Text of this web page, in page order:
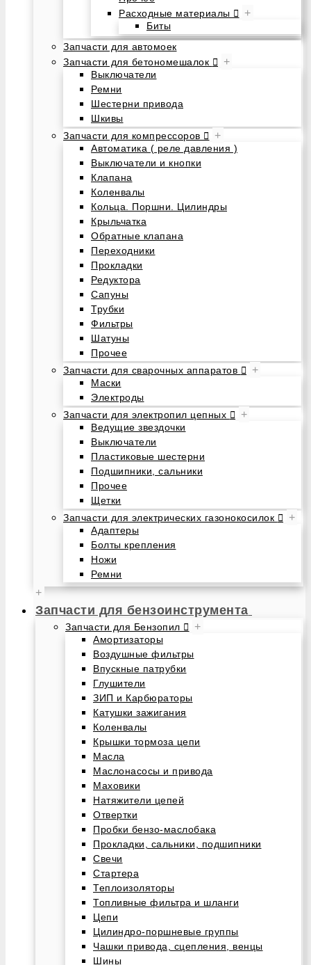
Расходные материалы
+
Биты
Запчасти для автомоек
Запчасти для бетономешалок
+
Выключатели
Ремни
Шестерни привода
Шкивы
Запчасти для компрессоров
+
Автоматика ( реле давления )
Выключатели и кнопки
Клапана
Коленвалы
Кольца. Поршни. Цилиндры
Крыльчатка
Обратные клапана
Переходники
Прокладки
Редуктора
Сапуны
Трубки
Фильтры
Шатуны
Прочее
Запчасти для сварочных аппаратов
+
Маски
Электроды
Запчасти для электропил цепных
+
Ведущие звездочки
Выключатели
Пластиковые шестерни
Подшипники, сальники
Прочее
Щетки
Запчасти для электрических газонокосилок
+
Адаптеры
Болты крепления
Ножи
Ремни
+
Запчасти для бензоинструмента
Запчасти для Бензопил +
Амортизаторы
Воздушные фильтры
Впускные патрубки
Глушители
ЗИП и Карбюраторы
Катушки зажигания
Коленвалы
Крышки тормоза цепи
Масла
Маслонасосы и привода
Маховики
Натяжители цепей
Отвертки
Пробки бензо-маслобака
Прокладки, сальники, подшипники
Свечи
Стартера
Теплоизоляторы
Топливные фильтра и шланги
Цепи
Цилиндро-поршневые группы
Чашки привода, сцепления, венцы
Шины